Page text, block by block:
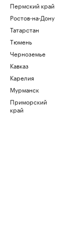
Пермский край
Ростов-на-Дону
Татарстан
Тюмень
Черноземье
Кавказ
Карелия
Мурманск
Приморский
край